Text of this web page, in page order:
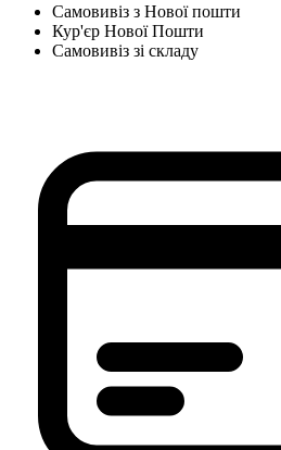
Самовивіз з Нової пошти
Кур'єр Нової Пошти
Самовивіз зі складу